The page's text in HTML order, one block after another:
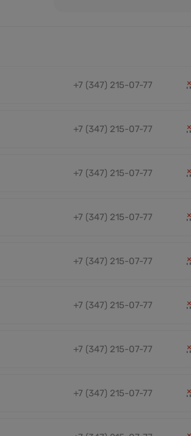
+7 (347) 215-07-77
+7 (347) 215-07-77
+7 (347) 215-07-77
+7 (347) 215-07-77
+7 (347) 215-07-77
+7 (347) 215-07-77
+7 (347) 215-07-77
+7 (347) 215-07-77